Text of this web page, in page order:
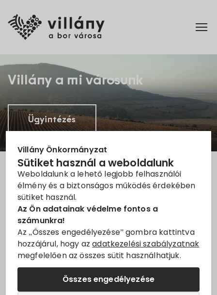
Villány Önkormányzat
Sütiket használ a weboldalunk
Weboldalunk a lehető legjobb felhasználói
élmény és a biztonságos működés érdekében
sütiket használ.
Az Ön adatainak védelme fontos a
számunkra!
Az „Összes engedélyezése” gombra kattintva
hozzájárul, hogy azadatkezelési szabályzatnak
megfelelően az összes sütit használhatjuk.
Összes engedélyezése
Elérhetőségek
Hírek
Rendelettár
Pályázatok
Dokumentumok
Állásajánlatok
Szolgáltatók
Turizmus
Villány a mi városunk
Ügyintézés
Hírek
Összes hír
2026. Július 21.